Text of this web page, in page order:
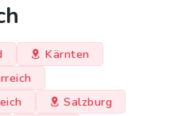
Kärnten
Salzburg